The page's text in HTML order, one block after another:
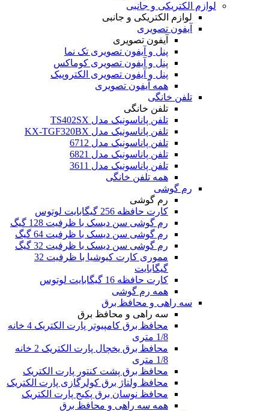
لوازم الکتریکی و جانبی
لوازم الکتریکی و جانبی
آیفون تصویری
آیفون تصویری
پنل و آیفون تصویری تک نما
پنل و آیفون تصویری کوماکس
پنل و آیفون تصویری الکتروپیک
همه آیفون تصویری
تلفن خانگی
تلفن خانگی
تلفن پاناسونیک مدل TS402SX
تلفن پاناسونیک مدل KX-TGF320BX
تلفن پاناسونیک مدل 6712
تلفن پاناسونیک مدل 6821
تلفن پاناسونیک مدل 3611
همه تلفن خانگی
رم گوشی
رم گوشی
کارت حافظه 256 گیگابایت لوتوس
رم گوشی سن دیسک با ظرفیت 128 گیگ
رم گوشی سن دیسک با ظرفیت 64 گیگ
رم گوشی سن دیسک با ظرفیت 32 گیگ
مموری کارت کیوشیا با ظرفیت 32
گیگابایت
کارت حافظه 16 گیگابایت لوتوس
همه رم گوشی
سه راهی و محافظ برق
سه راهی و محافظ برق
محافظ برق کامپیوتر پارت الکتریک 4 خانه
1/8 متری
محافظ برق یخچال پارت الکتریک 2 خانه
1/8 متری
محافظ برق پشت کنتور پارت الکتریک
محافظ ولتاژ برق کولرگازی پارت الکتریک
محافظ نوسان برق پکیج پارت الکتریک
همه سه راهی و محافظ برق